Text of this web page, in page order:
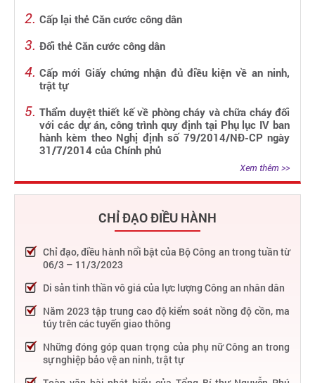
Cấp lại thẻ Căn cước công dân
Đổi thẻ Căn cước công dân
Cấp mới Giấy chứng nhận đủ điều kiện về an ninh,
trật tự
Thẩm duyệt thiết kế về phòng cháy và chữa cháy đối
với các dự án, công trình quy định tại Phụ lục IV ban
hành kèm theo Nghị định số 79/2014/NĐ-CP ngày
31/7/2014 của Chính phủ
Xem thêm >>
CHỈ ĐẠO ĐIỀU HÀNH
Chỉ đạo, điều hành nổi bật của Bộ Công an trong tuần từ
06/3 – 11/3/2023
Di sản tinh thần vô giá của lực lượng Công an nhân dân
Năm 2023 tập trung cao độ kiểm soát nồng độ cồn, ma
túy trên các tuyến giao thông
Những đóng góp quan trọng của phụ nữ Công an trong
sự nghiệp bảo vệ an ninh, trật tự